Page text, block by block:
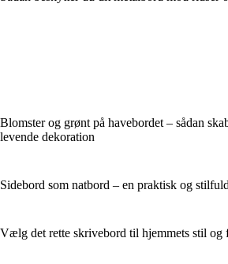
Blomster og grønt på havebordet – sådan
levende dekoration
Sidebord som natbord – en praktisk og
Vælg det rette skrivebord til hjemmets stil og